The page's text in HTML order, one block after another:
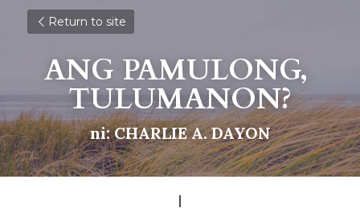
Return to site
ANG PAMULONG,
TULUMANON?
ni: CHARLIE A. DAYON
I